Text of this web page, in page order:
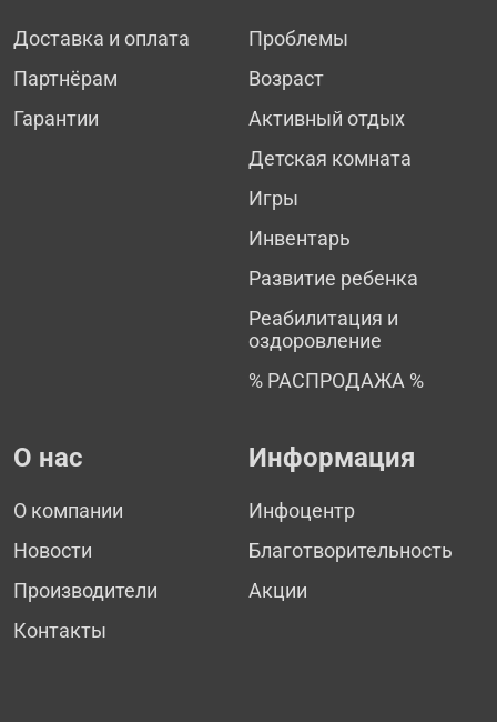
Доставка и оплата
Партнёрам
Гарантии
Проблемы
Возраст
Активный отдых
Детская комната
Игры
Инвентарь
Развитие ребенка
Реабилитация и
оздоровление
% РАСПРОДАЖА %
О нас
О компании
Новости
Производители
Контакты
Информация
Инфоцентр
Благотворительность
Акции